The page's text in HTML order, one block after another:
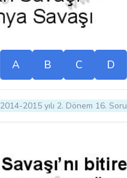
A B C D
2014-2015 yılı 2. Dönem 16. Soru